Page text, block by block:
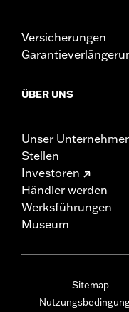
Versicherungen
ÜBER UNS
Unser
Stellen
Investoren
Händler werden
Werksführungen
Museum
Sitemap